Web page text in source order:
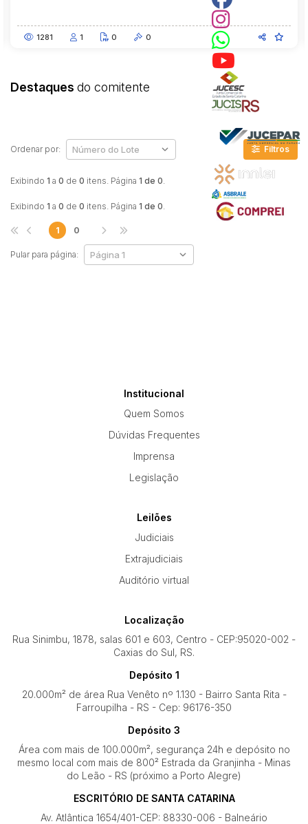
1281 1 0 0
Destaques do comitente
Exibindo 1 a 0 de 0 itens. Página 1 de 0.
Ordenar por: Filtros
Exibindo 1 a 0 de 0 itens. Página 1 de 0.
Pular para página:
1 0
Institucional
Quem Somos
Dúvidas Frequentes
Imprensa
Legislação
Leilões
Judiciais
Extrajudiciais
Auditório virtual
Localização
Rua Sinimbu, 1878, salas 601 e 603, Centro - CEP:95020-002 -
Caxias do Sul, RS.
Depósito 1
20.000m² de área Rua Venêto nº 1.130 - Bairro Santa Rita -
Farroupilha - RS - Cep: 96176-350
Depósito 3
Área com mais de 100.000m², segurança 24h e depósito no
mesmo local com mais de 800² Estrada da Granjinha - Minas
do Leão - RS (próximo a Porto Alegre)
ESCRITÓRIO DE SANTA CATARINA
Av. Atlântica 1654/401-CEP: 88330-006 - Balneário